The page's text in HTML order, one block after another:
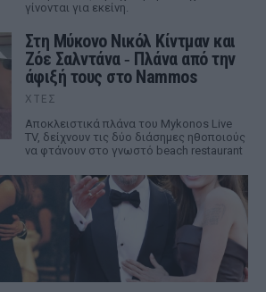
γίνονται για εκείνη.
Στη Μύκονο Νικόλ Κίντμαν και
Ζόε Σαλντάνα ‑ Πλάνα από την
άφιξή τους στο Nammos
ΧΤΕΣ
Αποκλειστικά πλάνα του Mykonos Live
TV, δείχνουν τις δύο διάσημες ηθοποιούς
να φτάνουν στο γνωστό beach restaurant